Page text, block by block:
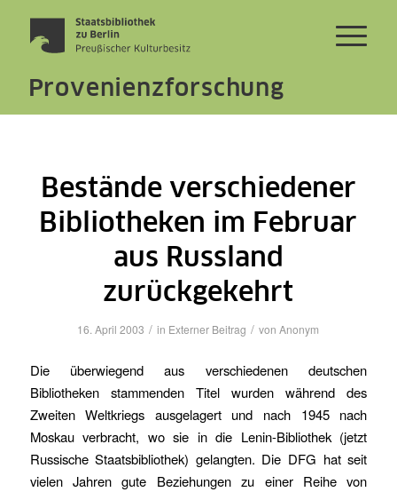
Provenienzforschung
Bestände verschiedener
Bibliotheken im Februar
aus Russland
zurückgekehrt
16. April 2003 / in Externer Beitrag / vonAnonym
Die überwiegend aus verschiedenen deutschen
Bibliotheken stammenden Titel wurden während des
Zweiten Weltkriegs ausgelagert und nach 1945 nach
Moskau verbracht, wo sie in die Lenin-Bibliothek (jetzt
Russische Staatsbibliothek) gelangten. Die DFG hat seit
vielen Jahren gute Beziehungen zu einer Reihe von